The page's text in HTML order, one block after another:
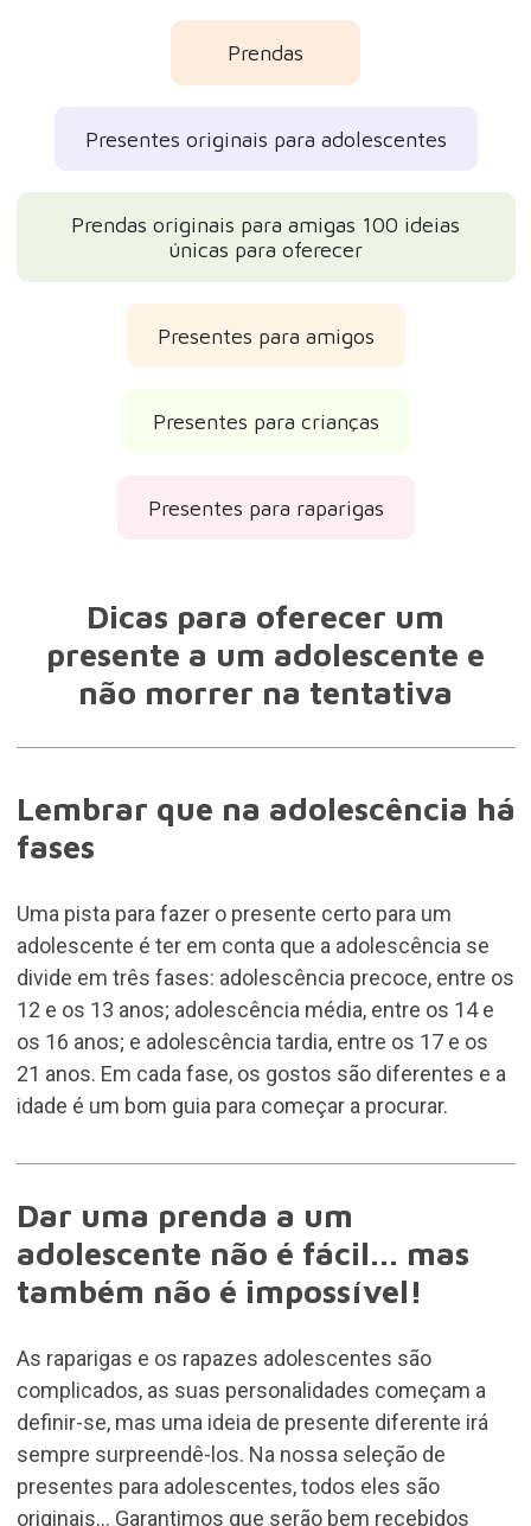
Prendas
Presentes originais para adolescentes
Prendas originais para amigas 100 ideias
únicas para oferecer
Presentes para amigos
Presentes para crianças
Presentes para raparigas
Dicas para oferecer um
presente a um adolescente e
não morrer na tentativa
Lembrar que na adolescência há
fases
Uma pista para fazer o presente certo para um
adolescente é ter em conta que a adolescência se
divide em três fases: adolescência precoce, entre os
12 e os 13 anos; adolescência média, entre os 14 e
os 16 anos; e adolescência tardia, entre os 17 e os
21 anos. Em cada fase, os gostos são diferentes e a
idade é um bom guia para começar a procurar.
Dar uma prenda a um
adolescente não é fácil... mas
também não é impossível!
As raparigas e os rapazes adolescentes são
complicados, as suas personalidades começam a
definir-se, mas uma ideia de presente diferente irá
sempre surpreendê-los. Na nossa seleção de
presentes para adolescentes, todos eles são
originais... Garantimos que serão bem recebidos